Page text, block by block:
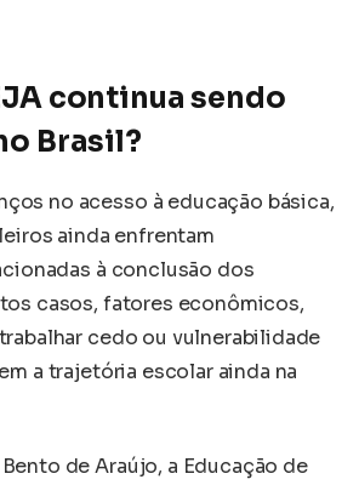
continua sendo
Brasil?
no acesso à educação básica,
ainda enfrentam
à conclusão dos
casos, fatores econômicos,
cedo ou vulnerabilidade
a trajetória escolar ainda na
de Araújo, a Educação de